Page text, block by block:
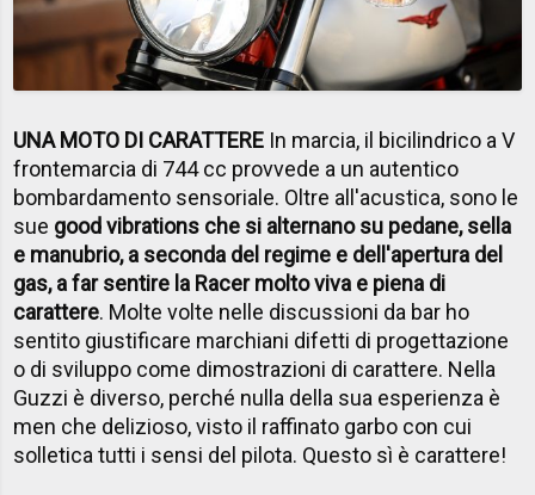
UNA MOTO DI CARATTERE In marcia, il bicilindrico a V
frontemarcia di 744 cc provvede a un autentico
bombardamento sensoriale. Oltre all'acustica, sono le
sue good vibrations che si alternano su pedane, sella
e manubrio, a seconda del regime e dell'apertura del
gas, a far sentire la Racer molto viva e piena di
carattere. Molte volte nelle discussioni da bar ho
sentito giustificare marchiani difetti di progettazione
o di sviluppo come dimostrazioni di carattere. Nella
Guzzi è diverso, perché nulla della sua esperienza è
men che delizioso, visto il raffinato garbo con cui
solletica tutti i sensi del pilota. Questo sì è carattere!